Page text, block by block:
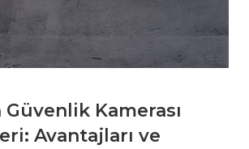
Güvenlik Kamerası
Avantajları ve